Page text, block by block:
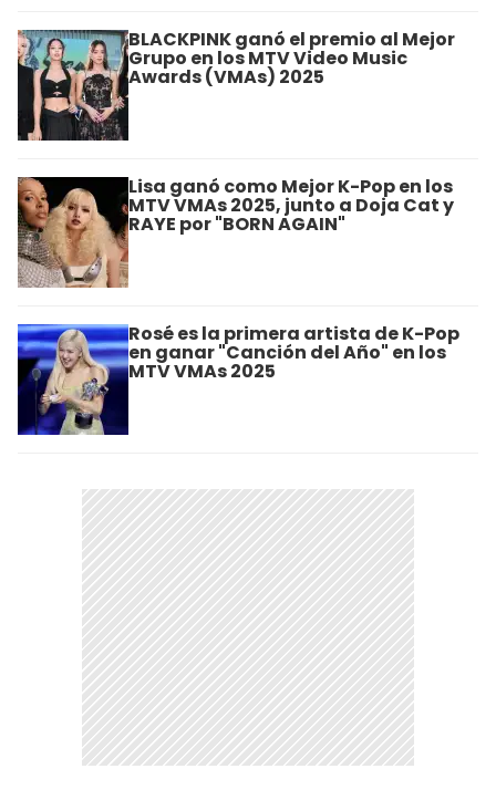
BLACKPINK ganó el premio al Mejor
Grupo en los MTV Video Music
Awards (VMAs) 2025
Lisa ganó como Mejor K-Pop en los
MTV VMAs 2025, junto a Doja Cat y
RAYE por "BORN AGAIN"
Rosé es la primera artista de K-Pop
en ganar "Canción del Año" en los
MTV VMAs 2025